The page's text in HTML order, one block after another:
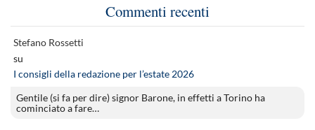
Commenti recenti
Stefano Rossetti
su
I consigli della redazione per l’estate 2026
Gentile (si fa per dire) signor Barone, in effetti a Torino ha
cominciato a fare…